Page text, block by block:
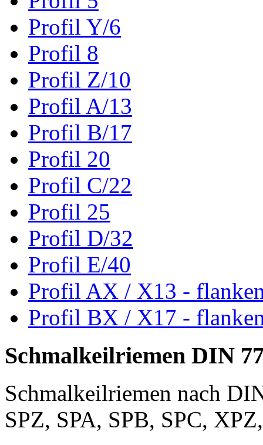
Profil Y/6
Profil 8
Profil Z/10
Profil A/13
Profil B/17
Profil 20
Profil C/22
Profil 25
Profil D/32
Profil E/40
Profil AX / X13 -
Profil BX / X17 -
Schmalkeilriemen DIN
Schmalkeilriemen nach
SPZ, SPA, SPB, SPC,